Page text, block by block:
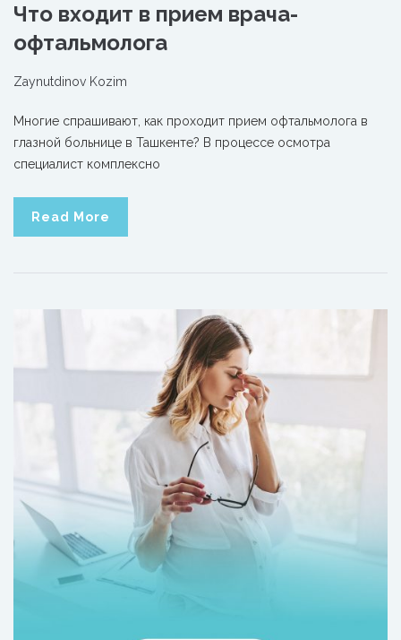
Что входит в прием врача-
офтальмолога
Zaynutdinov Kozim
Многие спрашивают, как проходит прием офтальмолога в
глазной больнице в Ташкенте? В процессе осмотра
специалист комплексно
Read More